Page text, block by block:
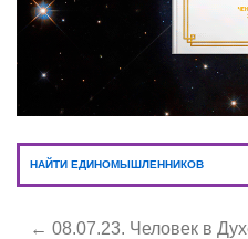
НАЙТИ ЕДИНОМЫШЛЕННИКОВ
← 08.07.23. Человек в